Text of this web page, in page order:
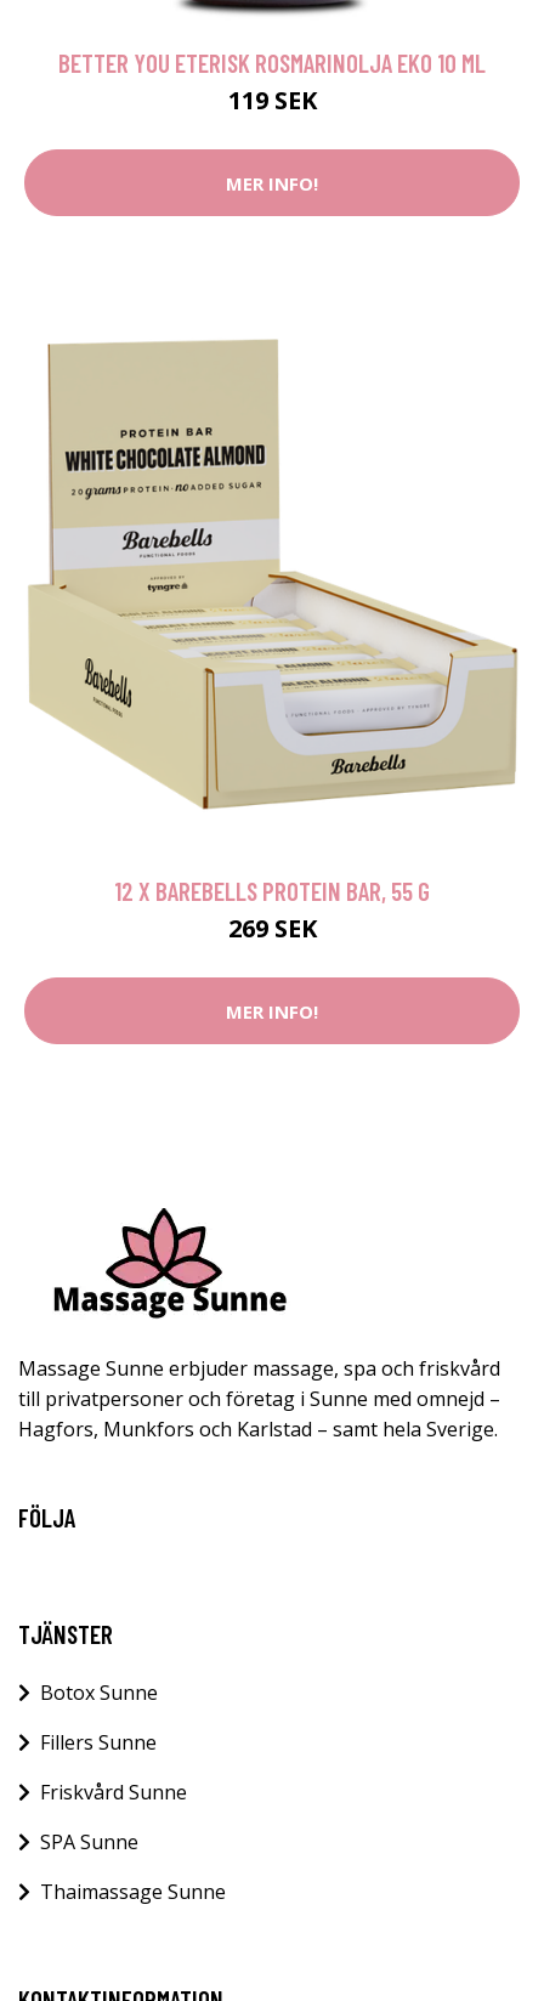
BETTER YOU ETERISK ROSMARINOLJA EKO 10 ML
119 SEK
MER INFO!
12 X BAREBELLS PROTEIN BAR, 55 G
269 SEK
MER INFO!
Massage Sunne erbjuder massage, spa och friskvård
till privatpersoner och företag i Sunne med omnejd –
Hagfors, Munkfors och Karlstad – samt hela Sverige.
FÖLJA
TJÄNSTER
Botox Sunne
Fillers Sunne
Friskvård Sunne
SPA Sunne
Thaimassage Sunne